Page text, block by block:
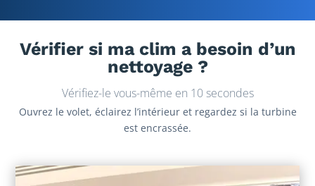
Vérifier si ma clim a besoin d’un
nettoyage ?
Vérifiez-le vous-même en 10 secondes
Ouvrez le volet, éclairez l’intérieur et regardez si la turbine
est encrassée.